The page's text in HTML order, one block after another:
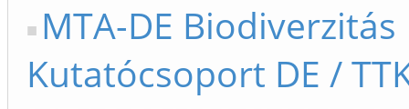
MTA-DE Biodiverzitás
Kutatócsoport DE /